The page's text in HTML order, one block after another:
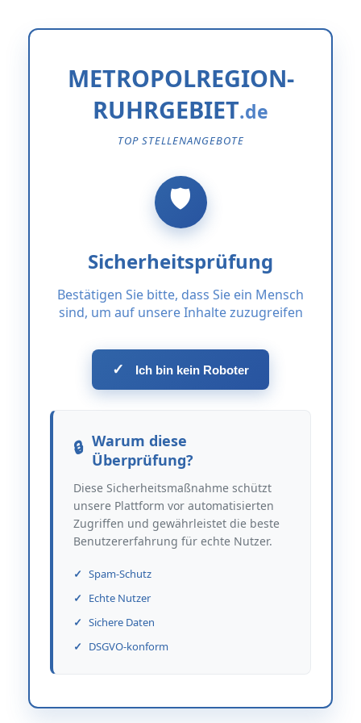
METROPOLREGION-
RUHRGEBIET
TOP STELLENANGEBOTE
Sicherheitsprüfung
Bestätigen Sie bitte, dass Sie ein Mensch
sind, um auf unsere Inhalte zuzugreifen
✓ Ich bin kein Roboter
Warum diese
Überprüfung?
Diese Sicherheitsmaßnahme schützt
unsere Plattform vor automatisierten
Zugriffen und gewährleistet die beste
Benutzererfahrung für echte Nutzer.
Spam-Schutz
Echte Nutzer
Sichere Daten
DSGVO-konform